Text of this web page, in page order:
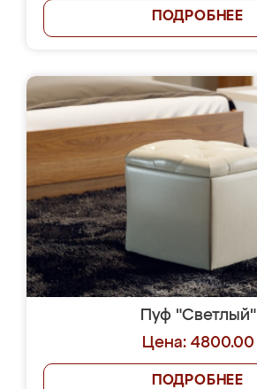
ПОДРОБНЕЕ
Пуф "Светлый"
Цена: 4800.00
ПОДРОБНЕЕ